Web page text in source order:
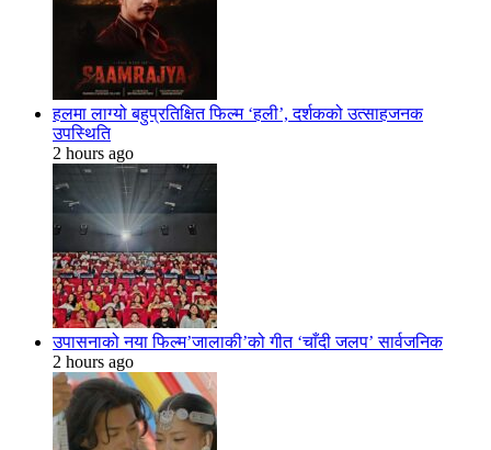
हलमा लाग्यो बहुप्रतिक्षित फिल्म ‘हली’, दर्शकको उत्साहजनक
उपस्थिति
2 hours ago
उपासनाको नया फिल्म’जालाकी’को गीत ‘चाँदी जलप’ सार्वजनिक
2 hours ago